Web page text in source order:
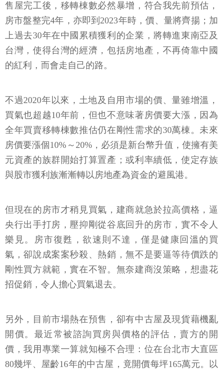
售屋完工後，移轉棟數必然暴增，符合我先前預估，
房市盤整完4年，亦即到2023年時，價、量將齊揚；加
上過去30年在中國累積獲利的企業，將轉進東南亞及
台灣，使得台灣的經濟，包括房地產，不再倚靠中國
的紅利，而會走自己的路。
不過2020年以來，土地及自用市場的價、量雖增溫，
買氣也超越10年前，但也不意味著房價要大漲，因為
全年買賣移轉棟數推估仍在剛性需求的30萬棟。未來
房價要漲個10%～20%，必須是新台幣升值，使擁有美
元資產的族群開始打算置產；或利率續低，使定存族
與股市獲利族漸漸轉以房地產為資金的避風港。
但現在的房市才稍見買氣，建商就急於拉高價格，逼
央行出手打房，壓抑剛從谷底回升的房市，實不令人
樂見。房市復甦，欲速則不達，僅是健康回溫的買
氣，卻說成案案秒殺、熱銷，無不是要逼等待價跌的
剛性買方就範，實在不智。無奈建商沒策略，想盡花
招促銷，令人擔心買氣退去。
另外，目前市場熱在預售，卻有中古屋及現貨藉機亂
開價。最近常被諮詢買房與價格的評估，賣方的開
價，我用專業一算就知極不合理：位在台北市大直區
80幾坪、屋齡16年的中古屋，竟開價每坪165萬元。以